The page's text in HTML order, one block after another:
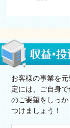
お客様の事業を
定には、ご自身
のご要望をしっ
つけましょう！